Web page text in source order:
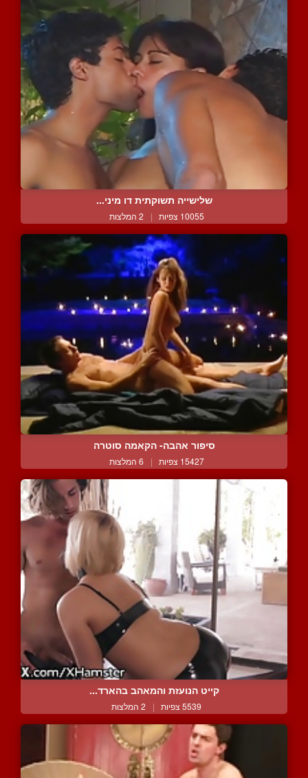
שלישייה תשוקתית דו מיני...
10055 צפיות | 2 המלצות
סיפור אהבה- הקאמה סוטרה
15427 צפיות | 6 המלצות
קייט הנועזת והמאהב בהארד...
5539 צפיות | 2 המלצות